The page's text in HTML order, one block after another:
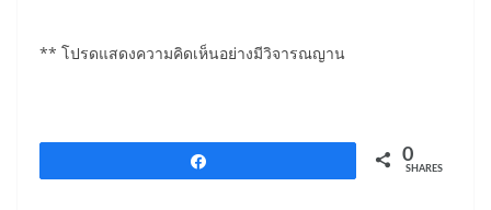
b
k
** โปรดแสดงความคิดเห็นอย่างมีวิจารณญาน
0
SHARES